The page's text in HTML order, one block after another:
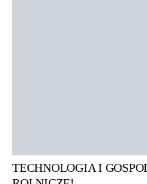
TECHNOLOGIA I